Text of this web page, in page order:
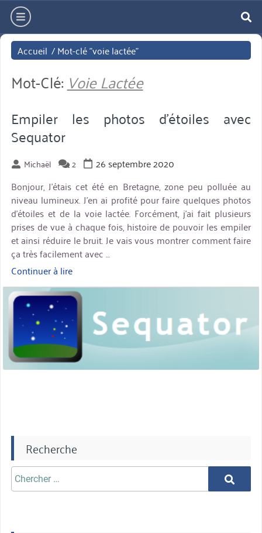
Aller
directement
au
contenu
hamburger
Accueil /Mot-clé "voie lactée"
Mot-Clé: Voie Lactée
Empiler les photos d’étoiles avec
Sequator
Michaël 2
26 septembre 2020
Bonjour, J’étais cet été en Bretagne, zone peu polluée au
niveau lumineux. J’en ai profité pour faire quelques photos
d’étoiles et de la voie lactée. Forcément, j’ai fait plusieurs
prises de vue à chaque fois, histoire de pouvoir les empiler
et ainsi réduire le bruit. Je vais vous montrer comment faire
ça très facilement avec …
Continuer à lire« Empiler
les
photos
d’étoiles
avec
Sequator »
miniature
Recherche
Chercher
aprè:
Chercher